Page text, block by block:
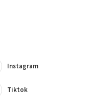
Instagram
Tiktok